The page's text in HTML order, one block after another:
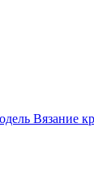
Вязание